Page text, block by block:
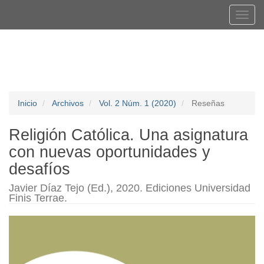
Inicio Archivos Vol. 2 Núm. 1 (2020) Reseñas
Religión Católica. Una asignatura
con nuevas oportunidades y
desafíos
Javier Díaz Tejo (Ed.), 2020. Ediciones Universidad
Finis Terrae.